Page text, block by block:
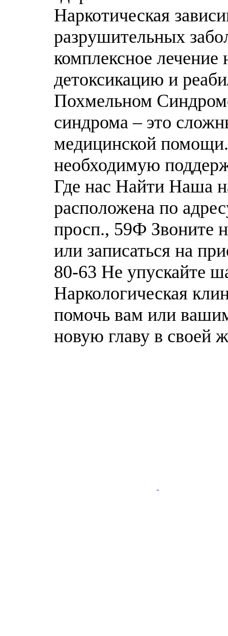
Наркотическая
разрушительных
комплексное лечение
детоксикацию и
Похмельном
синдрома – это
медицинской
необходимую
Где нас Найти Наша
расположена по
просп., 59Ф Звоните
или записаться на
80-63 Не упускайте
Наркологическая
помочь вам или
новую главу в своей